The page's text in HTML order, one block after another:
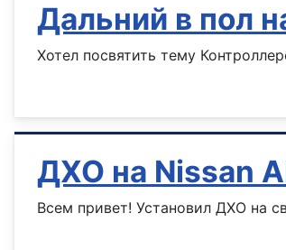
Дальний в пол
Хотел посвятить тему
ДХО на Nissan
Всем привет! Установил ДХО на